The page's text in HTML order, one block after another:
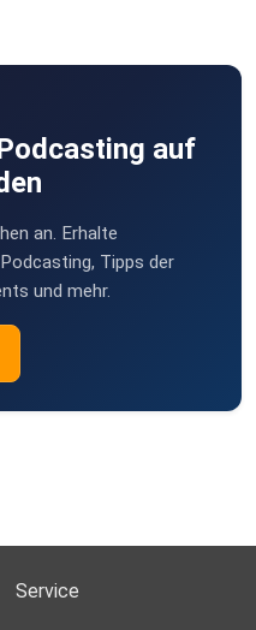
auf
an. Erhalte
Tipps der
und mehr.
Service